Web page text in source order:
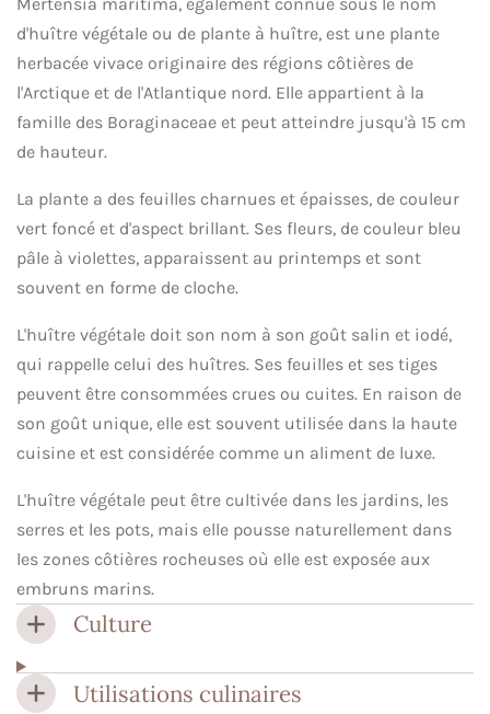
d'huître végétale ou de plante à huître, est une plante
herbacée vivace originaire des régions côtières de
l'Arctique et de l'Atlantique nord. Elle appartient à la
famille des Boraginaceae et peut atteindre jusqu'à 15 cm
de hauteur.
La plante a des feuilles charnues et épaisses, de couleur
vert foncé et d'aspect brillant. Ses fleurs, de couleur bleu
pâle à violettes, apparaissent au printemps et sont
souvent en forme de cloche.
L'huître végétale doit son nom à son goût salin et iodé,
qui rappelle celui des huîtres. Ses feuilles et ses tiges
peuvent être consommées crues ou cuites. En raison de
son goût unique, elle est souvent utilisée dans la haute
cuisine et est considérée comme un aliment de luxe.
L'huître végétale peut être cultivée dans les jardins, les
serres et les pots, mais elle pousse naturellement dans
les zones côtières rocheuses où elle est exposée aux
embruns marins.
Culture
Utilisations culinaires